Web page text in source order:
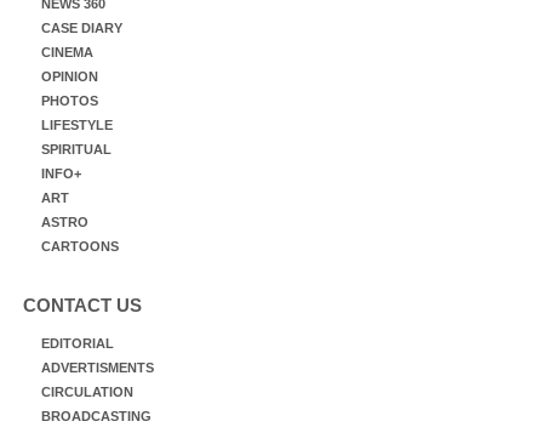
NEWS 360
CASE DIARY
CINEMA
OPINION
PHOTOS
LIFESTYLE
SPIRITUAL
INFO+
ART
ASTRO
CARTOONS
CONTACT US
EDITORIAL
ADVERTISMENTS
CIRCULATION
BROADCASTING